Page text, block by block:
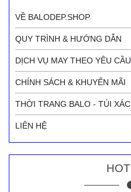
VỀ BALODEP.SHOP
QUY TRÌNH & HƯỚNG DẪN
DỊCH VỤ MAY THEO YÊU CẦU
CHÍNH SÁCH & KHUYẾN MÃI
THỜI TRANG BALO - TÚI
LIÊN HỆ